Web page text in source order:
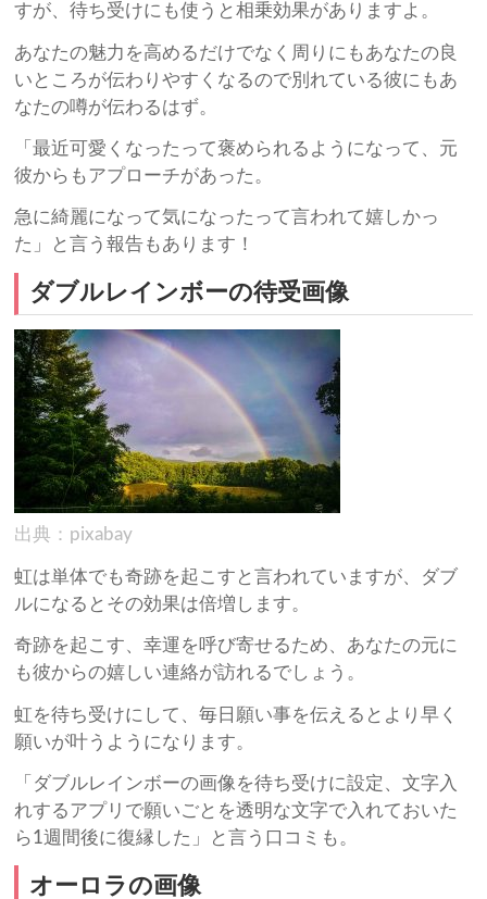
すが、待ち受けにも使うと相乗効果がありますよ。
あなたの魅力を高めるだけでなく周りにもあなたの良
いところが伝わりやすくなるので別れている彼にもあ
なたの噂が伝わるはず。
「最近可愛くなったって褒められるようになって、元
彼からもアプローチがあった。
急に綺麗になって気になったって言われて嬉しかっ
た」と言う報告もあります！
ダブルレインボーの待受画像
出典：pixabay
虹は単体でも奇跡を起こすと言われていますが、ダブ
ルになるとその効果は倍増します。
奇跡を起こす、幸運を呼び寄せるため、あなたの元に
も彼からの嬉しい連絡が訪れるでしょう。
虹を待ち受けにして、毎日願い事を伝えるとより早く
願いが叶うようになります。
「ダブルレインボーの画像を待ち受けに設定、文字入
れするアプリで願いごとを透明な文字で入れておいた
ら1週間後に復縁した」と言う口コミも。
オーロラの画像